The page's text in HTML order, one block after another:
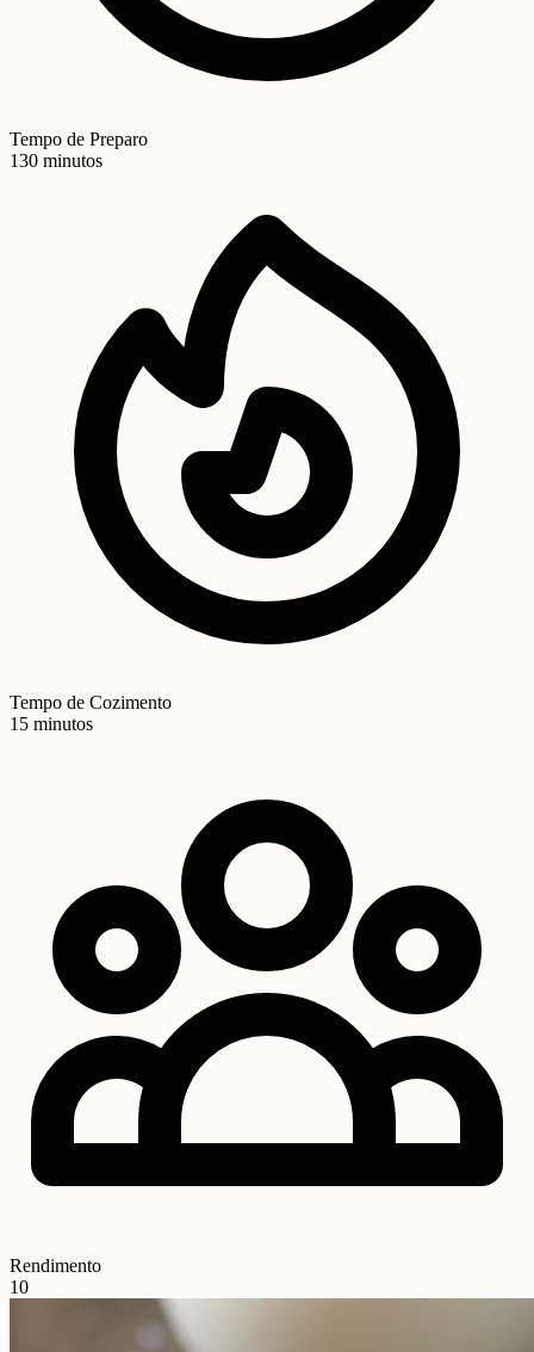
Tempo de Preparo
130 minutos
Tempo de Cozimento
15 minutos
Rendimento
10